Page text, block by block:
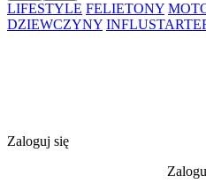
LIFESTYLE FELIETONY
DZIEWCZYNY
Zaloguj się